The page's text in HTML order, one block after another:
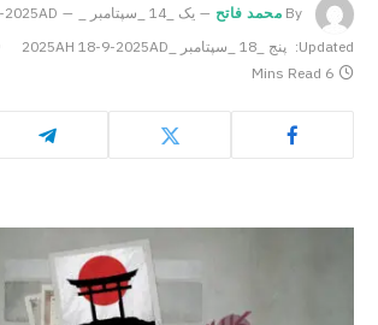
By محمد فاتح
یک _14 _سپتامبر _2025AH 14-9-2025AD
Updated:
پنج _18 _سپتامبر _2025AH 18-9-2025AD
6 Mins Read